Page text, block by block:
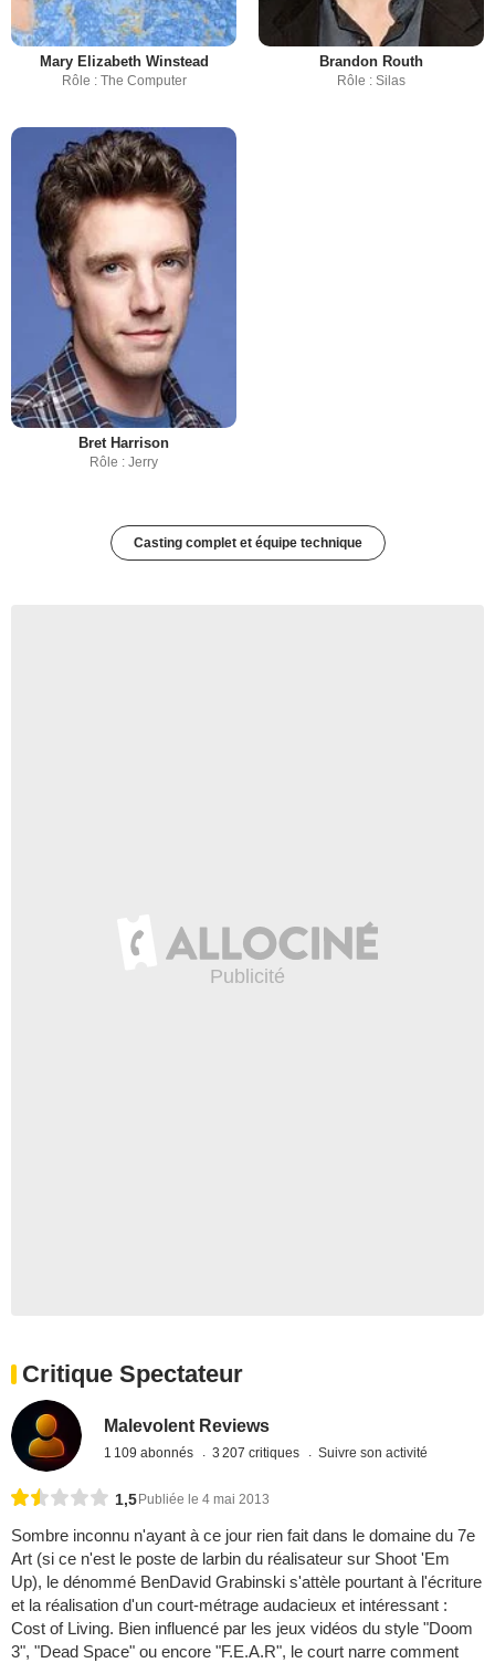
Mary Elizabeth Winstead
Rôle : The Computer
Brandon Routh
Rôle : Silas
Bret Harrison
Rôle : Jerry
Casting complet et équipe technique
Critique Spectateur
Malevolent Reviews
1 109 abonnés 3 207 critiques Suivre son activité
1,5Publiée le 4 mai 2013
Sombre inconnu n'ayant à ce jour rien fait dans le domaine du 7e
Art (si ce n'est le poste de larbin du réalisateur sur Shoot 'Em
Up), le dénommé BenDavid Grabinski s'attèle pourtant à l'écriture
et la réalisation d'un court-métrage audacieux et intéressant :
Cost of Living. Bien influencé par les jeux vidéos du style "Doom
3", "Dead Space" ou encore "F.E.A.R", le court narre comment